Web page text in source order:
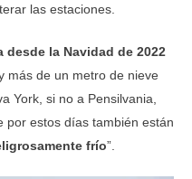
las estaciones.
desde la Navidad de 2022
más de un metro de nieve
York, si no a Pensilvania,
por estos días también están
frío”.